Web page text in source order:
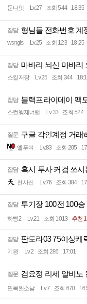
문나잇 Lv.27 조회 544 18:35
잡담 형님들 전화번호 계
wsngis Lv.25 조회 123 18:25
잡담 마바리 뇌신 마바리
스킬저장 Lv.25 조회 344
잡담 블랙프라이데이 팩
스컬윙제너럴 Lv.33 조회 524
질문 구글 각인계정 거래
엘푸여 Lv.83 조회 205
잡담 혹시 투사 커검 쓰
천사신 Lv.76 조회 384
잡담 투기장 100전 100승
하빵2 Lv.21 조회 1013 추천 1
잡담 판도라03 75이상케
기묑 Lv.2 조회 286 17:01
질문 검요정 리세 알비노
면목완소남 Lv.7 조회 670